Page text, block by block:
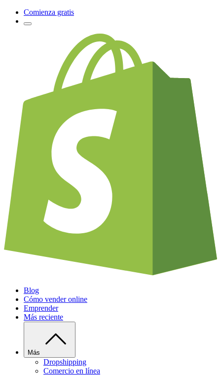
Comienza gratis
Blog
Cómo vender online
Emprender
Más reciente
Más
Dropshipping
Comercio en línea